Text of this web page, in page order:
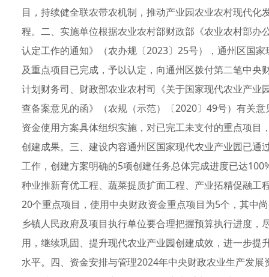
目，持续健全联农带农机制，推动产业园农业农村现代
程。二、实施单位根据农业农村部财政部《农业农村部
认定工作的通知》（农办规〔2023〕25号），通州区国
及重点项目已完成，予以认定，向通州区拨付第二笔中
计划财务司、财政部农业农村司《关于国家现代农业产
查备案意见的函》（农规（示范）〔2020〕49号）有关
资金使用方案具体组织实施，对已完工未支付的重点项
创建成果。三、建设内容通州区国家现代农业产业园已
工作，创建方案明确的5项创建任务总体完成进度已达
种业推新育优工程、蔬菜提质扩面工程、产业拓精促融
20个重点项目，使用中央财政资金重点项目为5个，其中
乡镇人民政府及项目执行单位要合理把握预算执行进度
用，继续巩固、提升现代农业产业园创建成效，进一步
水平。四、资金安排与管理2024年中央财政农业生产发